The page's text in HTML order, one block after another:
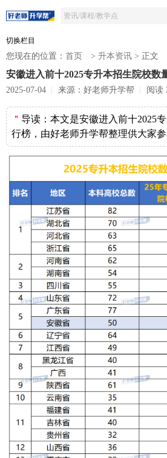
切换栏目
您现在的位置： 首页 > 升本资讯 > 正文
安徽进入前十2025专升本招生院校数
2025-07-04 来源：好老师升学帮 阅读
＂ 导读： 本文是安徽进入前十2025
行榜，由好老师升学帮整理供大家参